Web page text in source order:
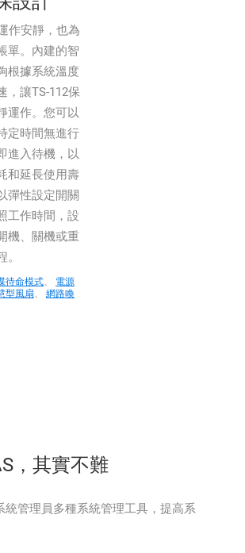
作安靜，也為
單。內建的智
根據系統溫度
，讓TS-112保
運作。您可以
定時間無進行
進入待機，以
和延長使用壽
彈性設定開關
工作時間，設
機、關機或重
待命模式、 電源
型風扇、 網路喚
，其實不難
統管理員多種系統管理工具，提高系